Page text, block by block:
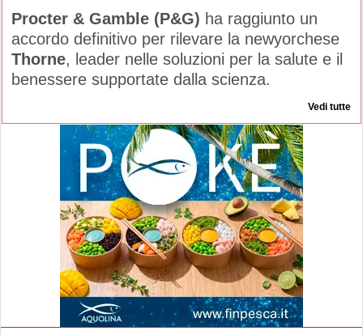
Procter & Gamble (P&G) ha raggiunto un
accordo definitivo per rilevare la newyorchese
Thorne, leader nelle soluzioni per la salute e il
benessere supportate dalla scienza.
Vedi tutte